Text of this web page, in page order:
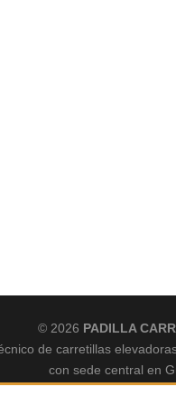
© 2026 PADILLA
de carretillas
con sede central en